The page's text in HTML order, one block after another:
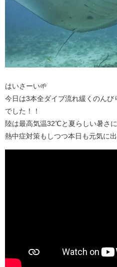
はいさーい🌱
今日は3本全ダイブ流れ緩くのん
でした！！
陸は最高気温32℃と夏らしい暑さ
熱中症対策もしつつ本日も元気に